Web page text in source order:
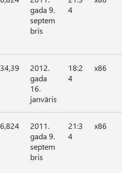
gada 9.
septem
bris
4
2012.
gada
16.
janvāris
18:2
4
x86
2011.
gada 9.
septem
bris
21:3
4
x86